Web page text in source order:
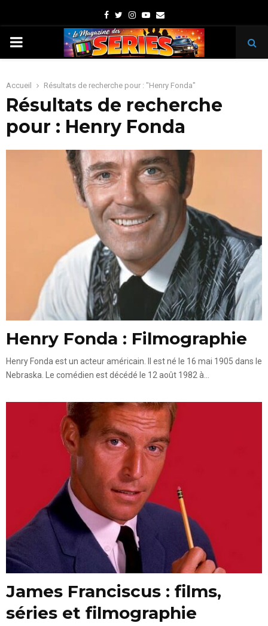
Facebook
TwitterInstagram
Youtube
Email
PRIMARY
Accueil Résultats de recherche pour : "Henry Fonda"
Résultats de recherche
pour : Henry Fonda
Henry Fonda : Filmographie
Henry Fonda est un acteur américain. Il est né le 16 mai 1905 dans le
Nebraska. Le comédien est décédé le 12 août 1982 à...
James Franciscus : films,
séries et filmographie